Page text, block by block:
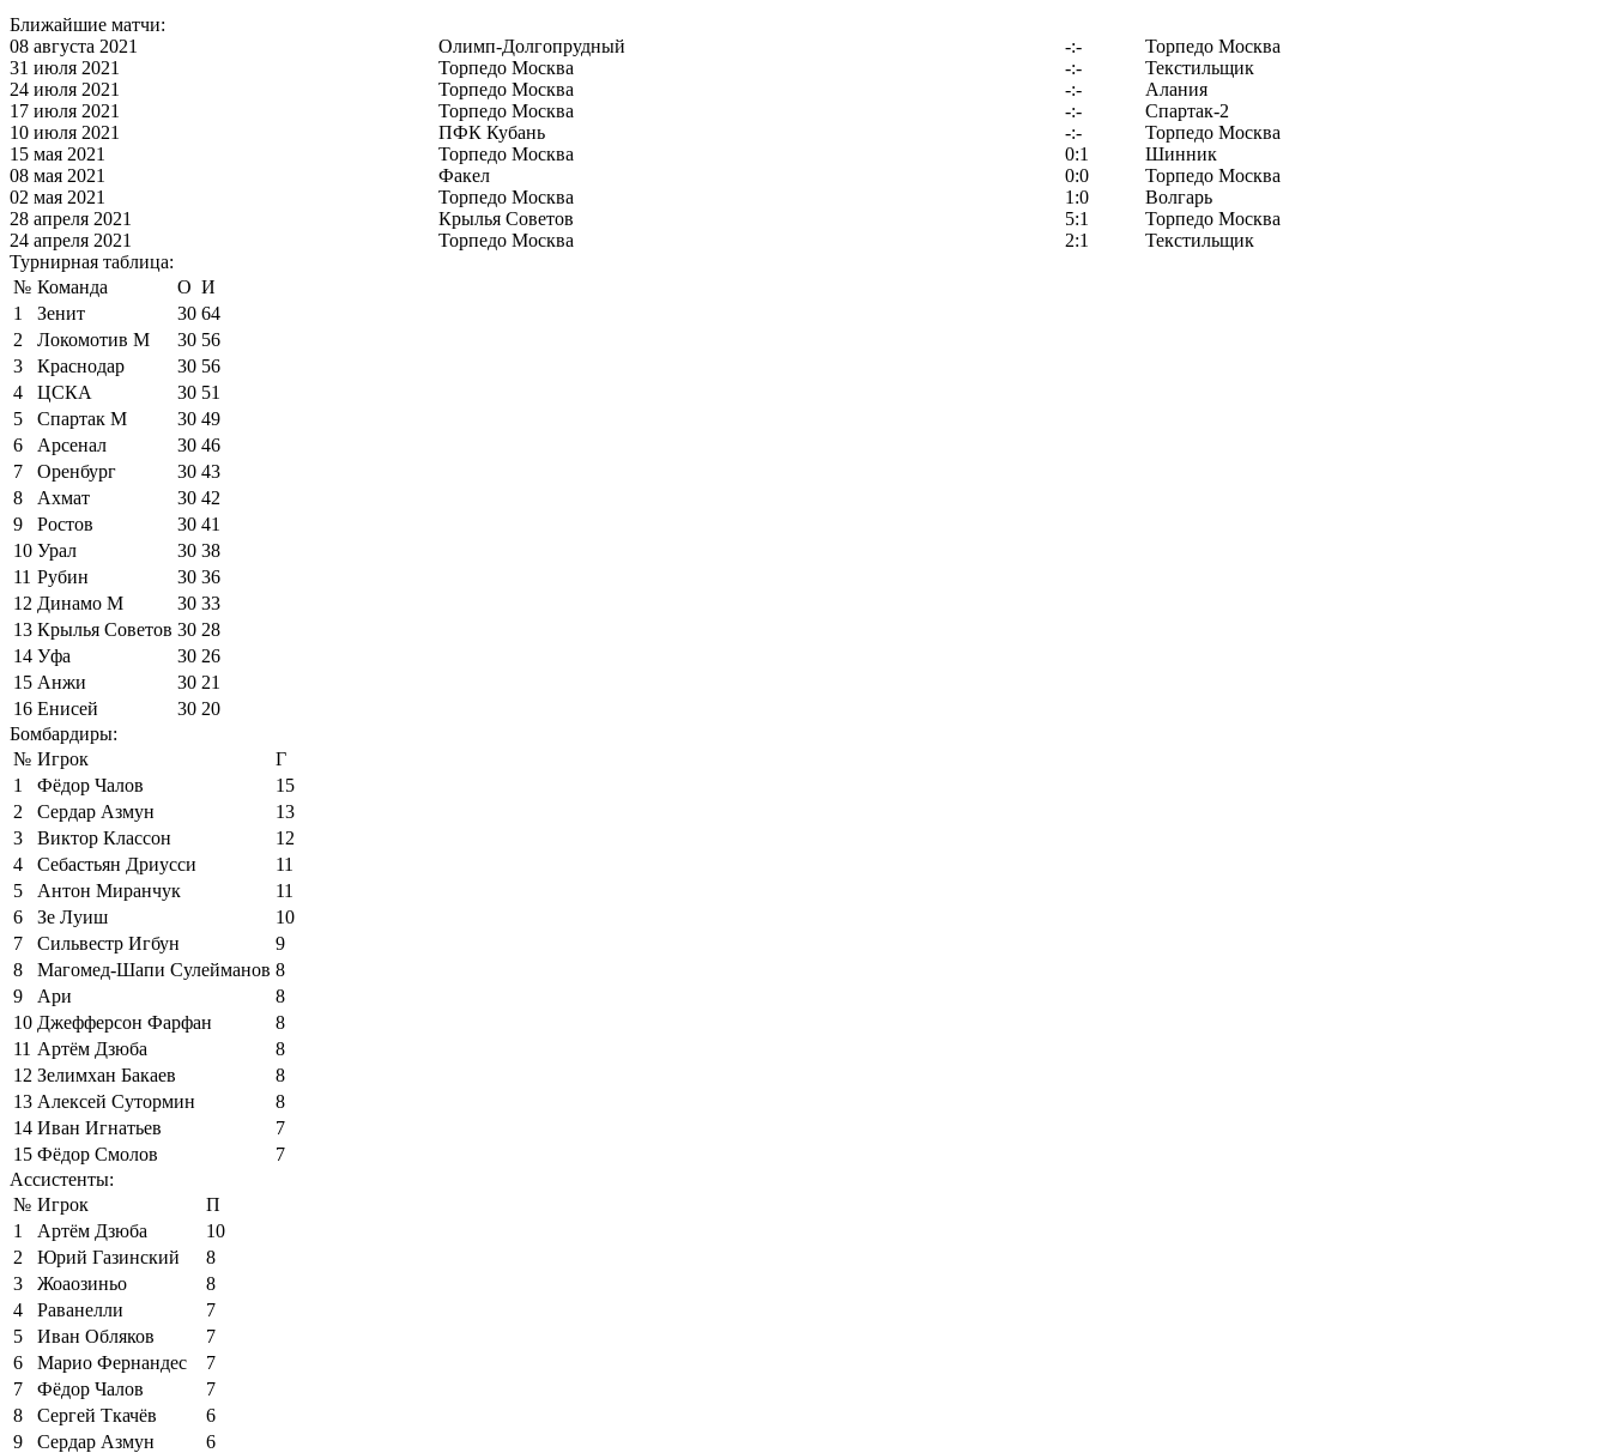
Ближайшие матчи:
08 августа 2021
Олимп-Долгопрудный -:-
Торпедо Москва
31 июля 2021
Торпедо Москва -:-
Текстильщик
24 июля 2021
Торпедо Москва -:-
Алания
17 июля 2021
Торпедо Москва -:-
Спартак-2
10 июля 2021
ПФК Кубань -:-
Торпедо Москва
15 мая 2021
Торпедо Москва 0:1
Шинник
08 мая 2021
Факел 0:0
Торпедо Москва
02 мая 2021
Торпедо Москва 1:0
Волгарь
28 апреля 2021
Крылья Советов 5:1
Торпедо Москва
24 апреля 2021
Торпедо Москва 2:1
Текстильщик
Турнирная таблица:
№ Команда О И
1
Зенит 30 64
2
Локомотив М 30 56
3
Краснодар 30 56
4
ЦСКА 30 51
5
Спартак М 30 49
6
Арсенал 30 46
7
Оренбург 30 43
8
Ахмат 30 42
9
Ростов 30 41
10 Урал 30 38
11 Рубин 30 36
12 Динамо М 30 33
13 Крылья Советов 30 28
14 Уфа 30 26
15 Анжи 30 21
16 Енисей 30 20
Бомбардиры:
№ Игрок
Г
1
Фёдор Чалов
15
2
Сердар Азмун
13
3
Виктор Классон
12
4
Себастьян Дриусси
11
5
Антон Миранчук
11
6
Зе Луиш
10
7
Сильвестр Игбун
9
8
Магомед-Шапи Сулейманов 8
9
Ари
8
10 Джефферсон Фарфан
8
11 Артём Дзюба
8
12 Зелимхан Бакаев
8
13 Алексей Сутормин
8
14 Иван Игнатьев
7
15 Фёдор Смолов
7
Ассистенты:
№ Игрок
П
1
Артём Дзюба
10
2
Юрий Газинский
8
3
Жоаозиньо
8
4
Раванелли
7
5
Иван Обляков
7
6
Марио Фернандес
7
7
Фёдор Чалов
7
8
Сергей Ткачёв
6
9
Сердар Азмун
6